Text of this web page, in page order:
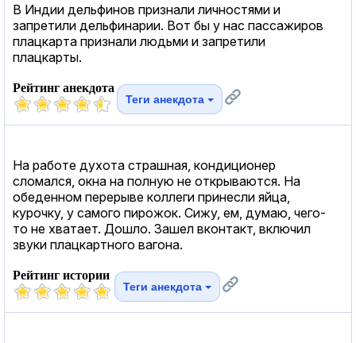
В Индии дельфинов признали личностями и
запретили дельфинарии. Вот бы у нас пассажиров
плацкарта признали людьми и запретили
плацкарты.
Рейтинг анекдота
Теги анекдота
На работе духота страшная, кондиционер
сломался, окна на полную не открываются. На
обеденном перерыве коллеги принесли яйца,
курочку, у самого пирожок. Сижу, ем, думаю, чего-
то не хватает. Дошло. Зашел вконтакт, включил
звуки плацкартного вагона.
Рейтинг истории
Теги анекдота